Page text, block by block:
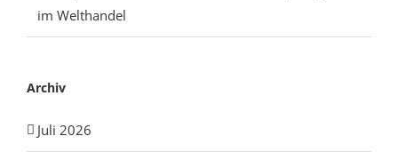
im Welthandel
Archiv
Juli 2026